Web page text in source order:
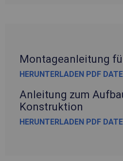
Montageanleitung
HERUNTERLADEN PDF DATEI
Anleitung zum
Konstruktion
HERUNTERLADEN PDF DATEI